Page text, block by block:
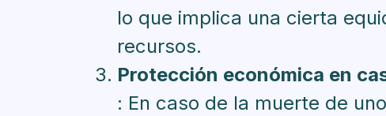
lo que implica una cierta
recursos.
Protección económica en
: En caso de la muerte de